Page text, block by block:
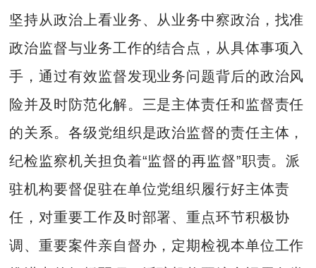
坚持从政治上看业务、从业务中察政治，找准
政治监督与业务工作的结合点，从具体事项入
手，通过有效监督发现业务问题背后的政治风
险并及时防范化解。三是主体责任和监督责任
的关系。各级党组织是政治监督的责任主体，
纪检监察机关担负着“监督的再监督”职责。派
驻机构要督促驻在单位党组织履行好主体责
任，对重要工作及时部署、重点环节积极协
调、重要案件亲自督办，定期检视本单位工作